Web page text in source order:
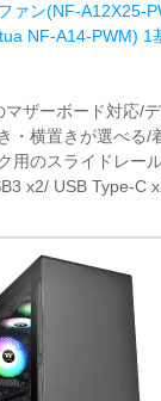
ァン(NF-A12X25-
NF-A14-PWM) 1
マザーボード対応/
・横置きが選べる/
用のスライドレー
x2/ USB Type-C